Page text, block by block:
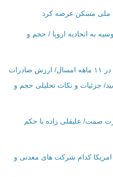
ملی مسکن عرضه کرد
به اتحادیه اروپا / حجم و
صادرات ۱۱.۶ میلیون تن آهن و فولاد در ۱۱ ماهه امسال/ ارزش صادرات
میلیارد دلار رسید/ جزئیات و نکات تحلیلی حجم و
صمت/ علیقلی زاده با حکم
کدام شرکت ‌های معدنی و